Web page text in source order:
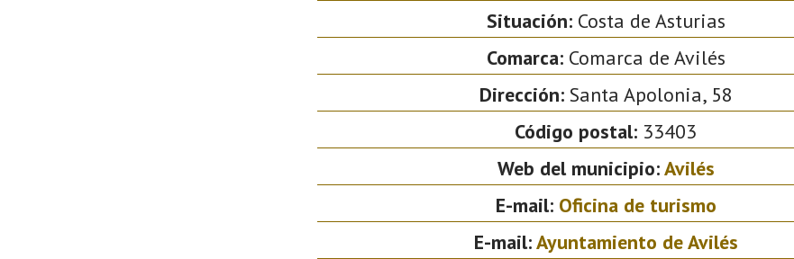
Situación:Costa de Asturias
Comarca:Comarca de Avilés
Dirección:Santa Apolonia, 58
Código postal: 33403
Web del municipio:Avilés
E-mail: Oficina de turismo
E-mail:Ayuntamiento de Avilés